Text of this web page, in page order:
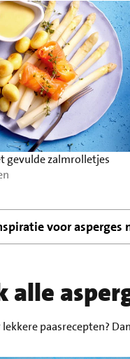
gevulde zalmrolletjes
voor asperges
alle
lekkere paasrecepten?